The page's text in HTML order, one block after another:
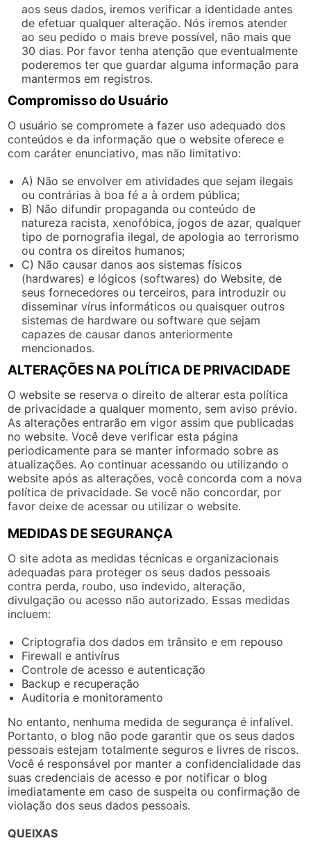
aos seus dados, iremos verificar a identidade antes
de efetuar qualquer alteração. Nós iremos atender
ao seu pedido o mais breve possível, não mais que
30 dias. Por favor tenha atenção que eventualmente
poderemos ter que guardar alguma informação para
mantermos em registros.
Compromisso do Usuário
O usuário se compromete a fazer uso adequado dos
conteúdos e da informação que o website oferece e
com caráter enunciativo, mas não limitativo:
A) Não se envolver em atividades que sejam ilegais
ou contrárias à boa fé a à ordem pública;
B) Não difundir propaganda ou conteúdo de
natureza racista, xenofóbica, jogos de azar, qualquer
tipo de pornografia ilegal, de apologia ao terrorismo
ou contra os direitos humanos;
C) Não causar danos aos sistemas físicos
(hardwares) e lógicos (softwares) do Website, de
seus fornecedores ou terceiros, para introduzir ou
disseminar vírus informáticos ou quaisquer outros
sistemas de hardware ou software que sejam
capazes de causar danos anteriormente
mencionados.
ALTERAÇÕES NA POLÍTICA DE PRIVACIDADE
O website se reserva o direito de alterar esta política
de privacidade a qualquer momento, sem aviso prévio.
As alterações entrarão em vigor assim que publicadas
no website. Você deve verificar esta página
periodicamente para se manter informado sobre as
atualizações. Ao continuar acessando ou utilizando o
website após as alterações, você concorda com a nova
política de privacidade. Se você não concordar, por
favor deixe de acessar ou utilizar o website.
MEDIDAS DE SEGURANÇA
O site adota as medidas técnicas e organizacionais
adequadas para proteger os seus dados pessoais
contra perda, roubo, uso indevido, alteração,
divulgação ou acesso não autorizado. Essas medidas
incluem:
Criptografia dos dados em trânsito e em repouso
Firewall e antivírus
Controle de acesso e autenticação
Backup e recuperação
Auditoria e monitoramento
No entanto, nenhuma medida de segurança é infalível.
Portanto, o blog não pode garantir que os seus dados
pessoais estejam totalmente seguros e livres de riscos.
Você é responsável por manter a confidencialidade das
suas credenciais de acesso e por notificar o blog
imediatamente em caso de suspeita ou confirmação de
violação dos seus dados pessoais.
QUEIXAS